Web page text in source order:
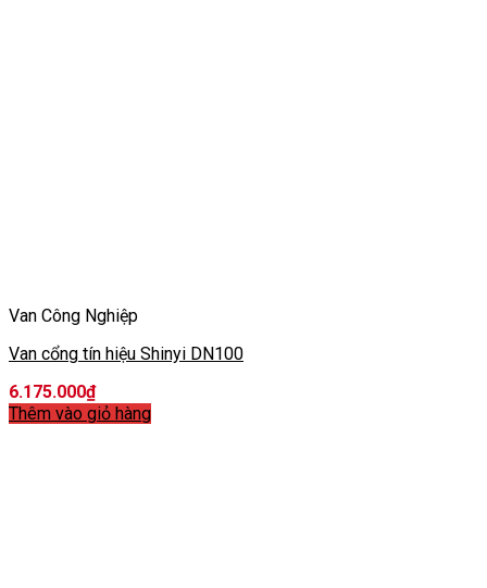
Van Công Nghiệp
Van cổng tín hiệu Shinyi DN100
6.175.000₫
Thêm vào giỏ hàng